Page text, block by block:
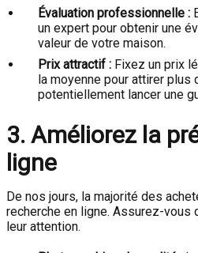
Évaluation professionnelle :
un expert pour obtenir une
valeur de votre maison.
Prix attractif : Fixez un prix
la moyenne pour attirer plus
potentiellement lancer une
3. Améliorez la
ligne
De nos jours, la majorité des
recherche en ligne. Assurez-vous
leur attention.